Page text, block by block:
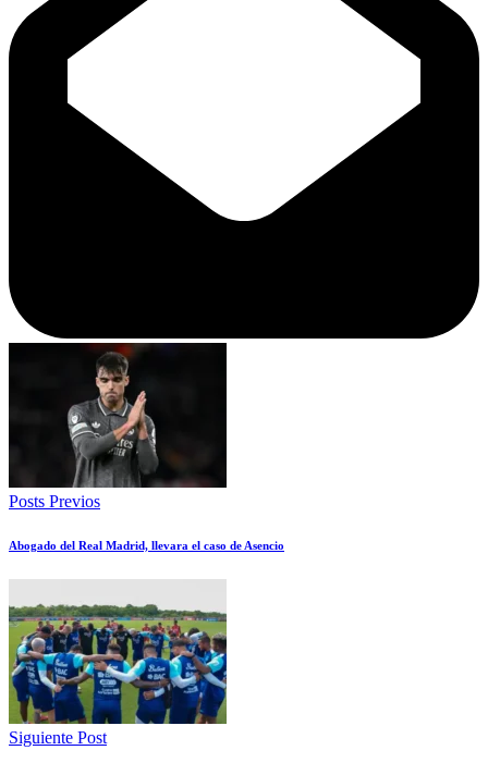
Posts Previos
Abogado del Real Madrid, llevara el caso de Asencio
Siguiente Post